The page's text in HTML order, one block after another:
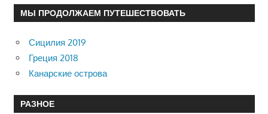
МЫ ПРОДОЛЖАЕМ ПУТЕШЕСТВОВАТЬ
Сицилия 2019
Греция 2018
Канарские острова
РАЗНОЕ